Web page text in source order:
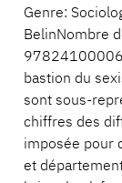
Genre:
BelinNombre
bastion du
sont sous-
chiffres des
imposée pour
et